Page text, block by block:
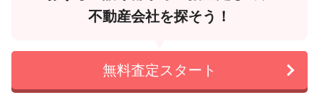
不動産会社を探そう！
無料査定スタート